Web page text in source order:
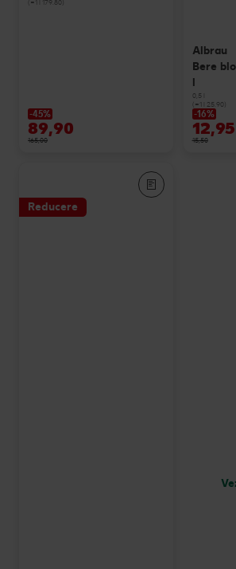
(=1 l 179.80)
-45%
89,90
165,00
Albrau
Bere
l
0,5 l
(=1 l 25.90)
-16%
12,95
15,50
Reducere